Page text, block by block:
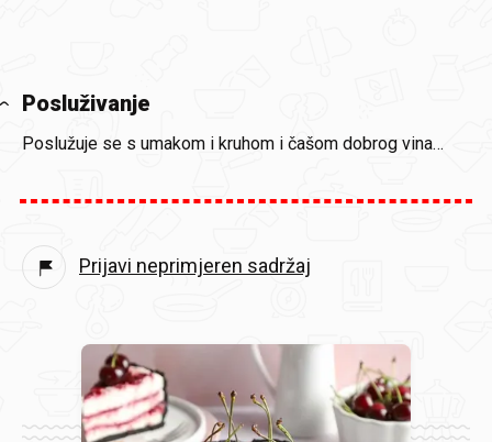
Posluživanje
Poslužuje se s umakom i kruhom i čašom dobrog vina…
Prijavi neprimjeren sadržaj